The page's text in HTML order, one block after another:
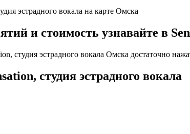
эстрадного вокала на карте Омска
и стоимость узнавайте в
студия эстрадного вокала Омска достаточно
студия эстрадного вокала